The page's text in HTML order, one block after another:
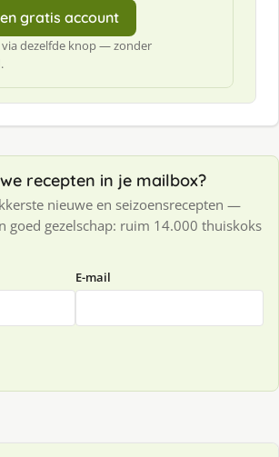
gratis account
via dezelfde knop — zonder
recepten in je mailbox?
nieuwe en seizoensrecepten —
goed gezelschap: ruim 14.000 thuiskoks
E-mail